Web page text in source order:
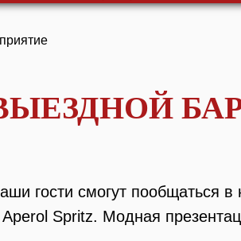
гости смогут пообщаться
Spritz. Модная